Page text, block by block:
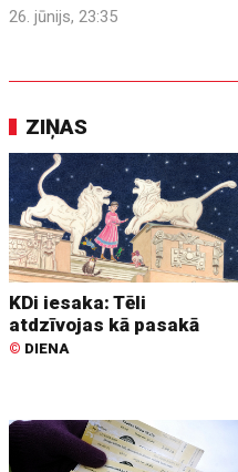
26. jūnijs, 23:35
ZIŅAS
KDi iesaka: Tēli
atdzīvojas kā pasakā
© DIENA